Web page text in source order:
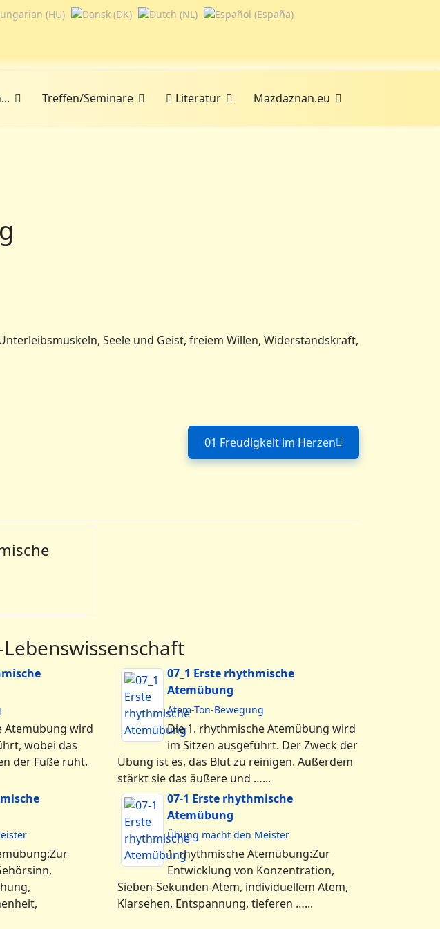
Treffen/Seminare Literatur Mazdaznan.eu
Seele und Geist, freiem Willen, Widerstandskraft,
Nächster Beitrag: 01
01 Freudigkeit im Herzen
Atemübung wird
wobei das
der Füße ruht.
07_1 Erste rhythmische
Atemübung
Atem-Ton-Bewegung
Die 1. rhythmische Atemübung wird
im Sitzen ausgeführt. Der Zweck der
Übung ist es, das Blut zu reinigen. Außerdem
stärkt sie das äußere und …...
07-1 Erste rhythmische
Atemübung
Übung macht den Meister
1. rhythmische Atemübung:Zur
Entwicklung von Konzentration,
Sieben-Sekunden-Atem, individuellem Atem,
Klarsehen, Entspannung, tieferen …...